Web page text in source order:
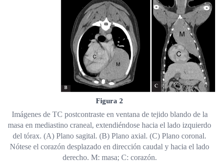
Figura 2
Imágenes de TC postcontraste en ventana de tejido blando de la
masa en mediastino craneal, extendiéndose hacia el lado izquierdo
del tórax. (A) Plano sagital. (B) Plano axial. (C) Plano coronal.
Nótese el corazón desplazado en dirección caudal y hacia el lado
derecho. M: masa; C: corazón.